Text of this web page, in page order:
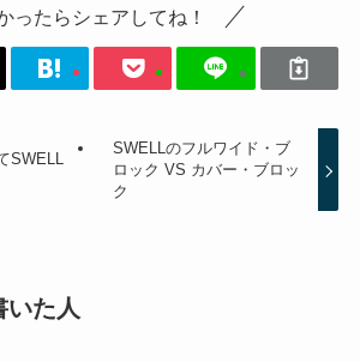
ったらシェアしてね！
SWELL
SWELLのフルワイド・ブ
ロック VS カバー・ブロッ
ク
いた人